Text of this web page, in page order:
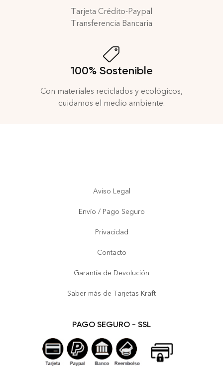
Tarjeta Crédito-Paypal
Transferencia Bancaria
100% Sostenible
Con materiales reciclados y ecológicos,
cuidamos el medio ambiente.
Aviso Legal
Envío / Pago Seguro
Privacidad
Contacto
Garantía de Devolución
Saber más de Tarjetas Kraft
PAGO SEGURO - SSL